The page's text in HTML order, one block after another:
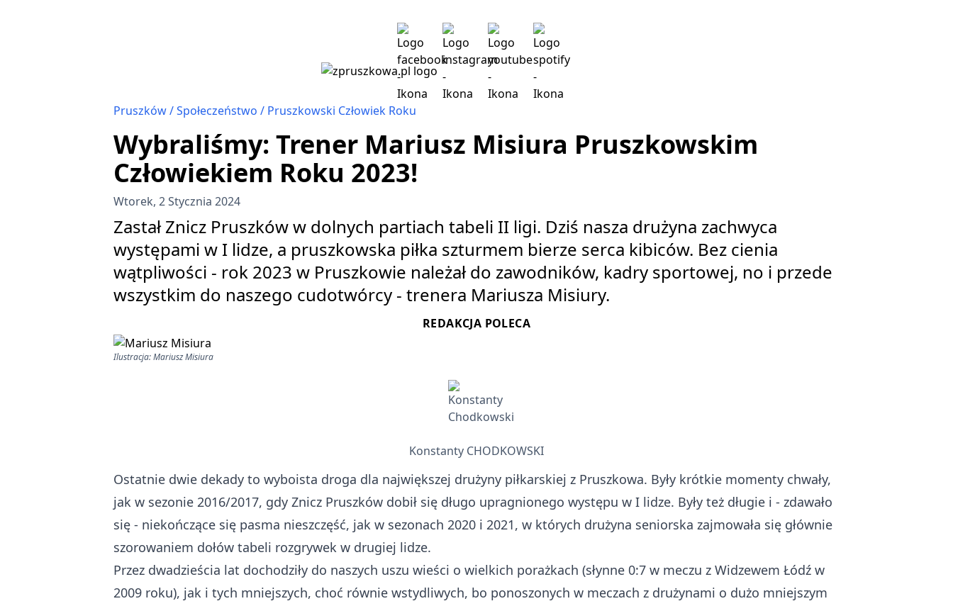
Pruszków Społeczeństwo Pruszkowski Człowiek Roku
Wybraliśmy: Trener Mariusz Misiura Pruszkowskim
Człowiekiem Roku 2023!
Wtorek, 2 Stycznia 2024
Zastał Znicz Pruszków w dolnych partiach tabeli II ligi. Dziś nasza drużyna zachwyca
występami w I lidze, a pruszkowska piłka szturmem bierze serca kibiców. Bez cienia
wątpliwości - rok 2023 w Pruszkowie należał do zawodników, kadry sportowej, no i przede
wszystkim do naszego cudotwórcy - trenera Mariusza Misiury.
REDAKCJA POLECA
Ilustracja: Mariusz Misiura
Konstanty CHODKOWSKI
Ostatnie dwie dekady to wyboista droga dla największej drużyny piłkarskiej z Pruszkowa. Były krótkie momenty chwały,
jak w sezonie 2016/2017, gdy Znicz Pruszków dobił się długo upragnionego występu w I lidze. Były też długie i - zdawało
się - niekończące się pasma nieszczęść, jak w sezonach 2020 i 2021, w których drużyna seniorska zajmowała się głównie
szorowaniem dołów tabeli rozgrywek w drugiej lidze.
Przez dwadzieścia lat dochodziły do naszych uszu wieści o wielkich porażkach (słynne 0:7 w meczu z Widzewem Łódź w
2009 roku), jak i tych mniejszych, choć równie wstydliwych, bo ponoszonych w meczach z drużynami o dużo mniejszym